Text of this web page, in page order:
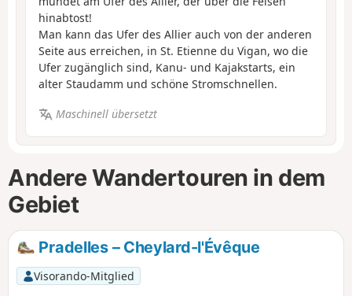
hinabtost!
Man kann das Ufer des Allier auch von der anderen
Seite aus erreichen, in St. Etienne du Vigan, wo die
Ufer zugänglich sind, Kanu- und Kajakstarts, ein
alter Staudamm und schöne Stromschnellen.
Maschinell übersetzt
Andere Wandertouren in dem
Gebiet
Pradelles – Cheylard-l'Évêque
Visorando-Mitglied